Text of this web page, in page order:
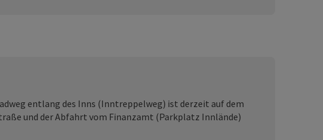
entlang des Inns (Inntreppelweg) ist derzeit auf dem
und der Abfahrt vom Finanzamt (Parkplatz Innlände)